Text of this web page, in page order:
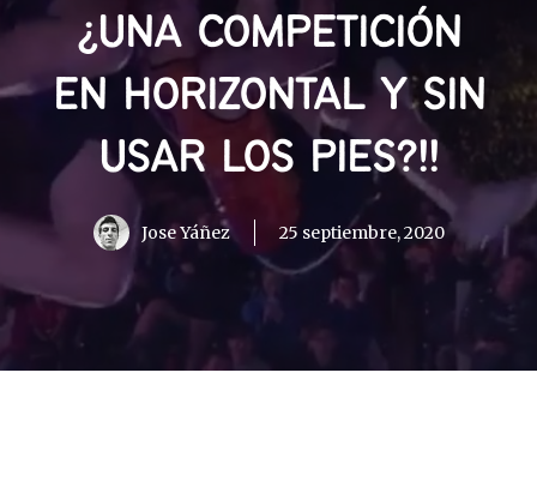
¿UNA COMPETICIÓN
EN HORIZONTAL Y SIN
USAR LOS PIES?!!
Jose Yáñez 25 septiembre, 2020